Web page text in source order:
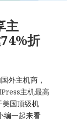
主
折
外主机商，
主机最高
美国顶级机
编一起来看